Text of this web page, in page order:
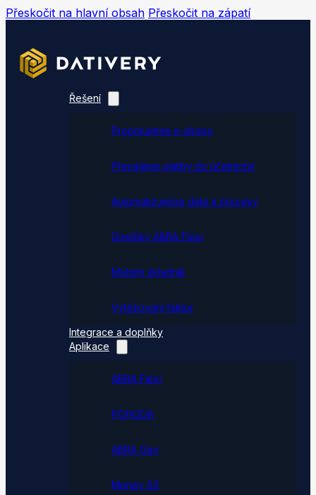
Přeskočit na hlavní obsah Přeskočit na zápatí
Řešení
Propojujeme e-shopy
Přenášíme platby do účetnictví
Automatizujeme data a procesy
Doplňky ABRA Flexi
Mobilní skladník
Vytěžování faktur
Integrace a doplňky
Aplikace
ABRA Flexi
POHODA
ABRA Gen
Money S3